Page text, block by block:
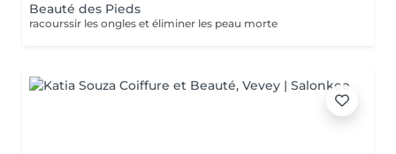
Beauté des Pieds
racourssir les ongles et éliminer les peau morte